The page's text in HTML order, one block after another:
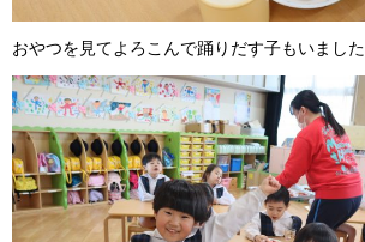
おやつを見てよろこんで踊りだす子もいました